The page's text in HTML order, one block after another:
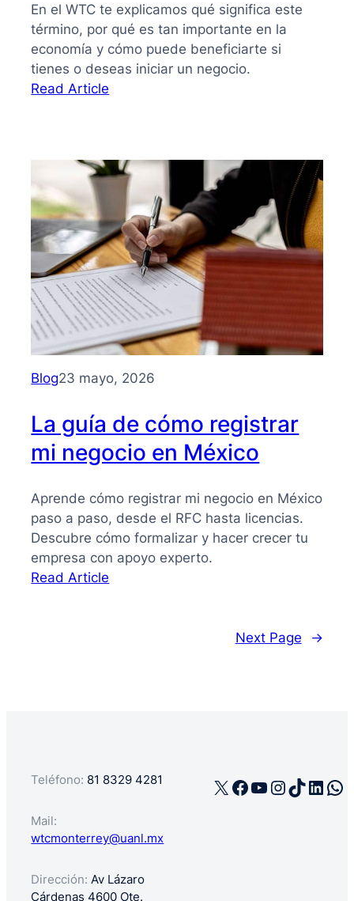
En el WTC te explicamos qué significa este
término, por qué es tan importante en la
economía y cómo puede beneficiarte si
tienes o deseas iniciar un negocio.
Read Article
Guía
clara
para
entender
su
importancia
y
beneficios
Blog23 mayo, 2026
La guía de cómo registrar
mi negocio en México
Aprende cómo registrar mi negocio en México
paso a paso, desde el RFC hasta licencias.
Descubre cómo formalizar y hacer crecer tu
empresa con apoyo experto.
Read Article
Next Page →
Teléfono: 81 8329 4281
Mail:
wtcmonterrey@uanl.mx
Dirección: Av Lázaro
Cárdenas 4600 Ote.
X Facebook
YouTube
TikTok